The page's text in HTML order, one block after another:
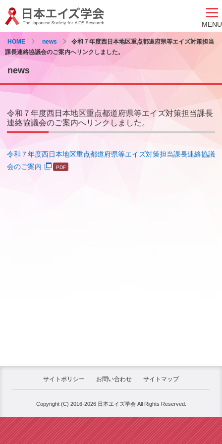
MENU
HOME news
令和７年度西日本地区重点都道府県等エイズ対策担当
課長連絡協議会のご案内へリンクしました。
news
令和７年度西日本地区重点都道府県等エイズ対策担当課長
連絡協議会のご案内へリンクしました。
令和７年度西日本地区重点都道府県等エイズ対策担当課長連絡協議
会のご案内
サイトポリシー お問い合わせ サイトマップ
Copyright (C) 2016-2026 日本エイズ学会 All Rights Reserved.